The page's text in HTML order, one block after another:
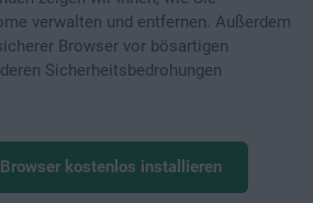
verwalten und entfernen. Außerdem
Browser vor bösartigen
Sicherheitsbedrohungen
kostenlos installieren